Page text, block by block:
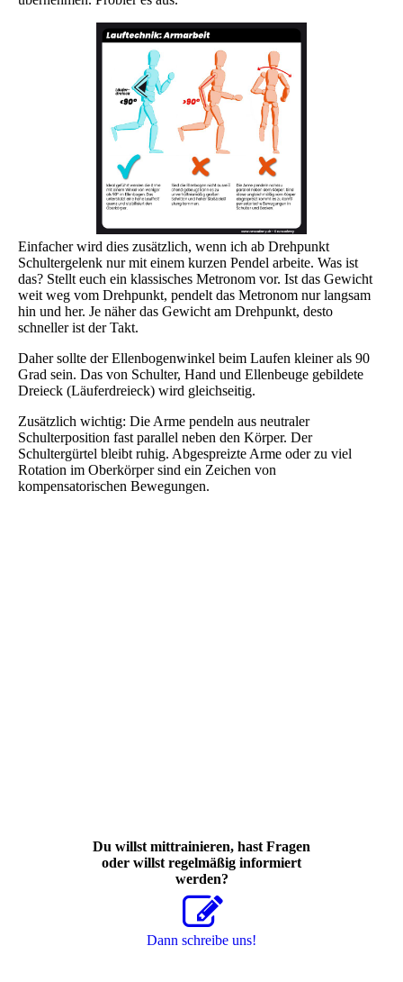
Einfacher wird dies zusätzlich, wenn ich ab Drehpunkt
Schultergelenk nur mit einem kurzen Pendel arbeite. Was ist
das? Stellt euch ein klassisches Metronom vor. Ist das Gewicht
weit weg vom Drehpunkt, pendelt das Metronom nur langsam
hin und her. Je näher das Gewicht am Drehpunkt, desto
schneller ist der Takt.
Daher sollte der Ellenbogenwinkel beim Laufen kleiner als 90
Grad sein. Das von Schulter, Hand und Ellenbeuge gebildete
Dreieck (Läuferdreieck) wird gleichseitig.
Zusätzlich wichtig: Die Arme pendeln aus neutraler
Schulterposition fast parallel neben den Körper. Der
Schultergürtel bleibt ruhig. Abgespreizte Arme oder zu viel
Rotation im Oberkörper sind ein Zeichen von
kompensatorischen Bewegungen.
Du willst mittrainieren, hast Fragen
oder willst regelmäßig informiert
werden?
Dann schreibe uns!